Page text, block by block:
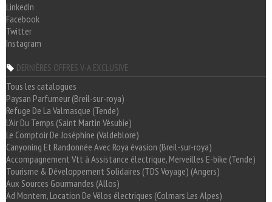
LinkedIn
Facebook
Twitter
Instagram
DERNIÈRES OFFRES V-A EXCLUSIVE
Tous les catalogues
Paysan Parfumeur (Breil-sur-roya)
Refuge De La Valmasque (Tende)
L'Air Du Temps (Saint Martin Vésubie)
Le Comptoir De Joséphine (Valdeblore)
Canyoning Et Randonnée Avec Roya évasion (Breil-sur-roya)
Accompagnement Vtt à Assistance électrique, Merveilles E-bike (Tende)
Tourisme & Développement Solidaires (TDS Voyage) (Angers)
Aux Sources Gourmandes (Allos)
Ad Montem, Location De Vélos électriques (Colmars Les Alpes)